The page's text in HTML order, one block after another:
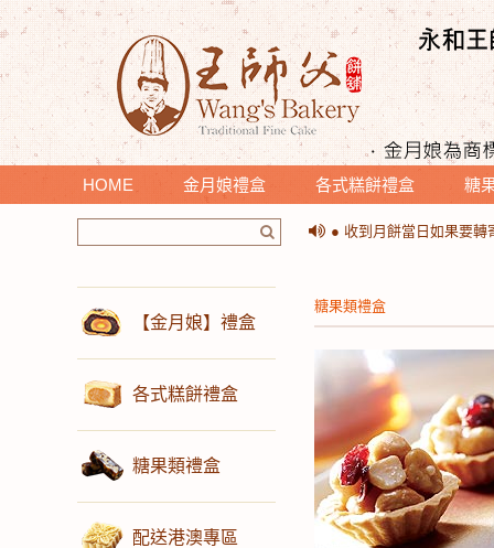
HOME 金月娘禮盒 各式糕餅禮盒 糖
＊提醒您收到月餅時，
● 收到月餅當日如果要轉
【金月娘】禮盒
各式糕餅禮盒
糖果類禮盒
配送港澳專區
糖果類禮盒